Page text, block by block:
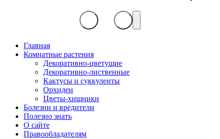
Главная
Комнатные растения
Декоративно-цветущие
Декоративно-лиственные
Кактусы и суккуленты
Орхидеи
Цветы-хищники
Болезни и вредители
Полезно знать
О сайте
Правообладателям